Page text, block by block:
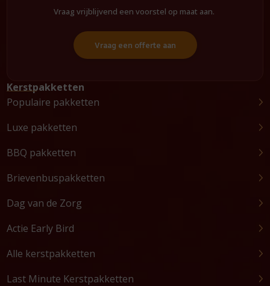
Vraag vrijblijvend een voorstel op maat aan.
Vraag een offerte aan
Kerstpakketten
Populaire pakketten
Luxe pakketten
BBQ pakketten
Brievenbuspakketten
Dag van de Zorg
Actie Early Bird
Alle kerstpakketten
Last Minute Kerstpakketten